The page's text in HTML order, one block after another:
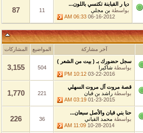
ديا ر القبابنة تكتسي باللون...
بواسطةبن مجلي
06-16-2012
06:33 AM
آخر مشاركة المواضيع المشاركات
سجل حضورك بـ ( بيت من الشعر )
بواسطةشاكيرا
03-22-2016
10:12 PM
3,155
قصة مروت آل مروت السهلي
بواسطةراشد بن قبان
01-23-2015
03:19 AM
1,770
حنا بني قبان والأصل سبعان...
بواسطةمحمد القباني
10-28-2014
11:09 AM
226